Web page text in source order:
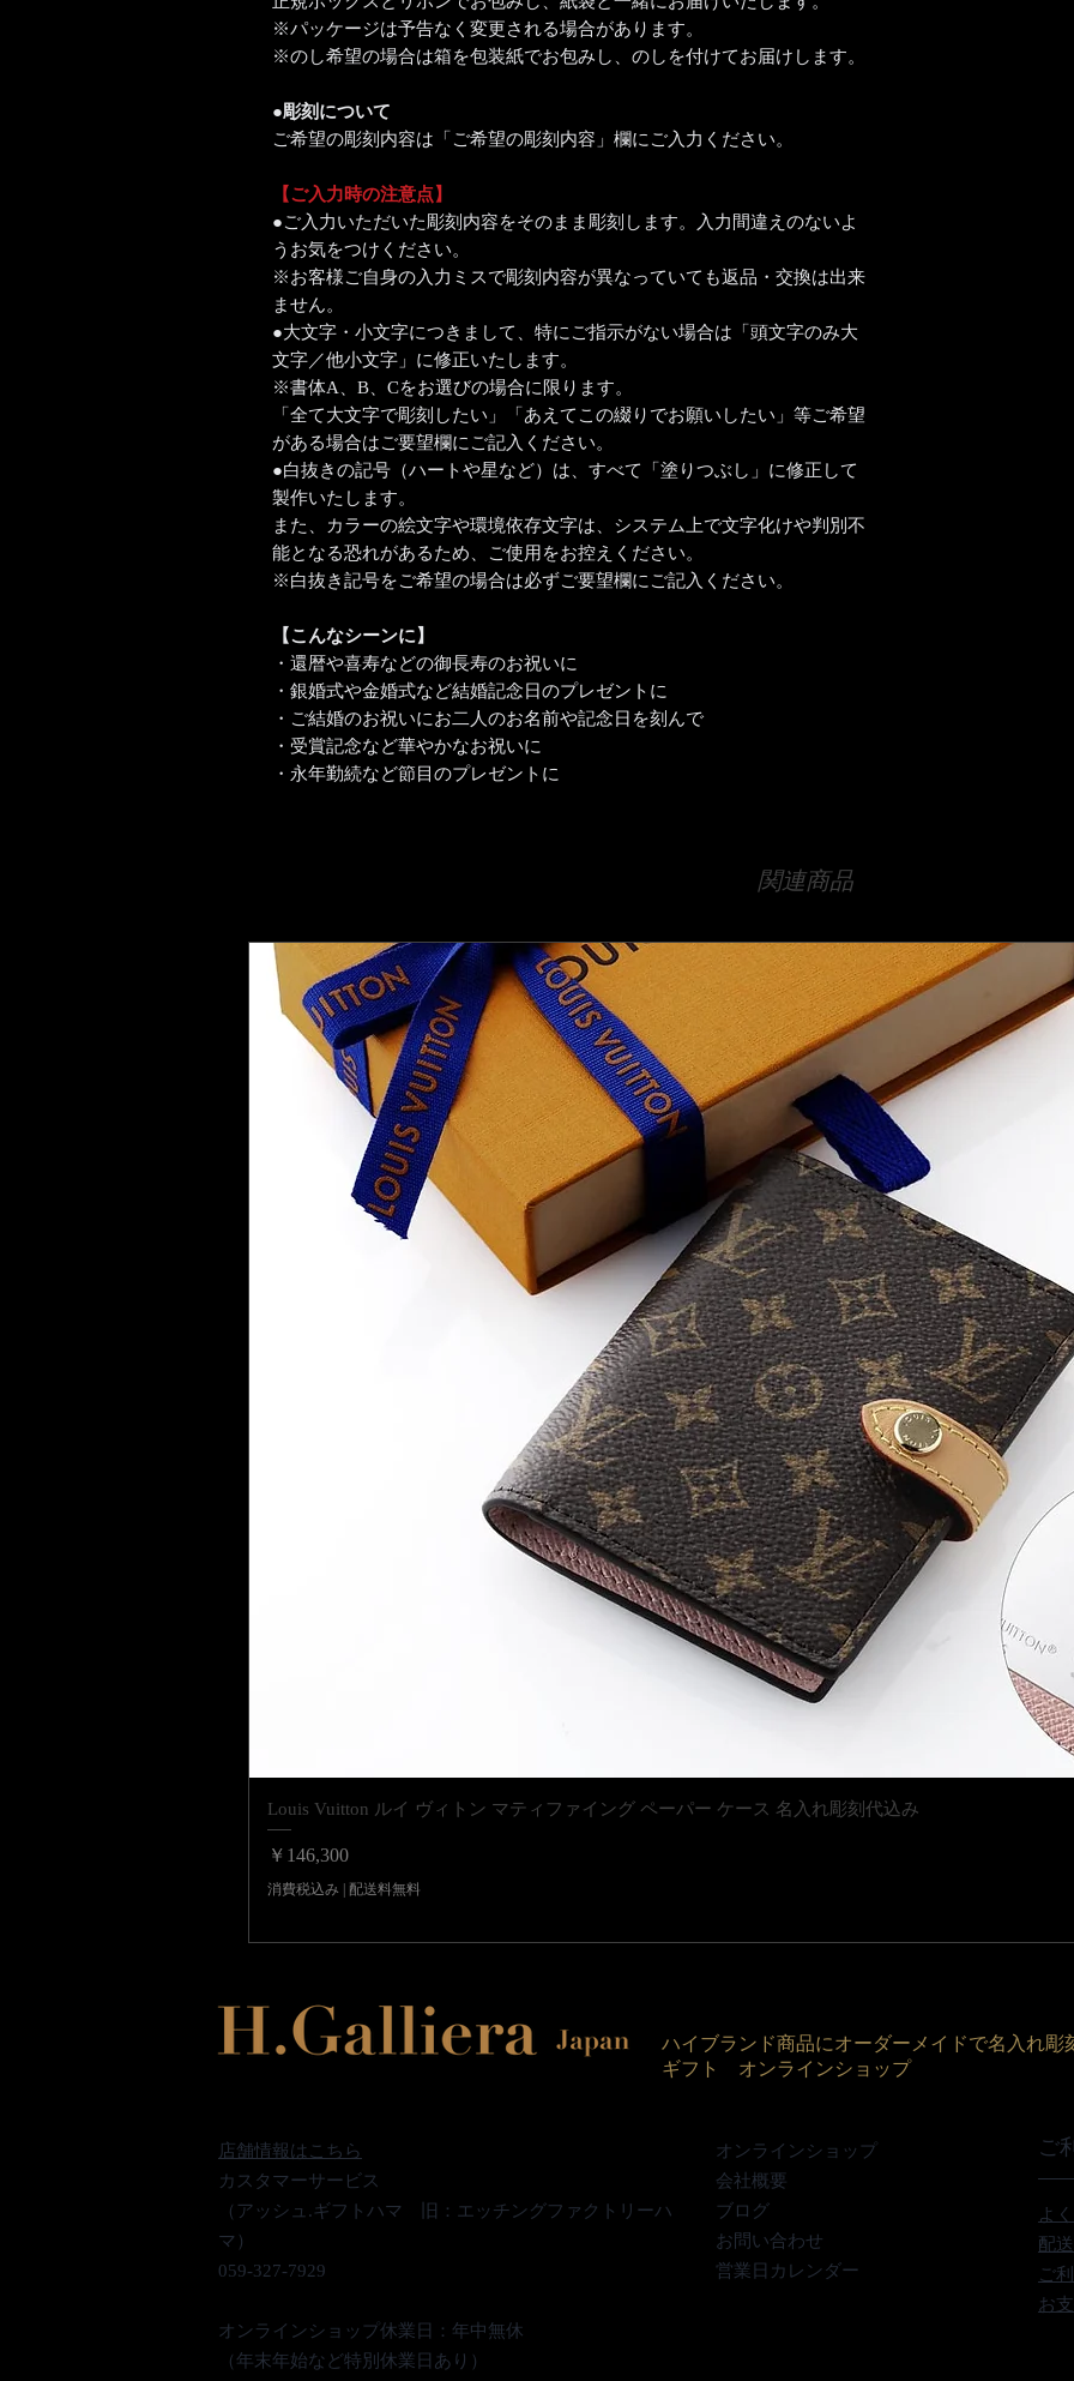
※パッケージは予告なく変更される場合があります。
※のし希望の場合は箱を包装紙でお包みし、のしを付けてお届けします。
●彫刻について
ご希望の彫刻内容は「ご希望の彫刻内容」欄にご入力ください。
【ご入力時の注意点】
●ご入力いただいた彫刻内容をそのまま彫刻します。入力間違えのないよ
うお気をつけください。
※お客様ご自身の入力ミスで彫刻内容が異なっていても返品・交換は出来
ません。
●大文字・小文字につきまして、特にご指示がない場合は「頭文字のみ大
文字／他小文字」に修正いたします。
※書体A、B、Cをお選びの場合に限ります。
「全て大文字で彫刻したい」「あえてこの綴りでお願いしたい」等ご希望
がある場合はご要望欄にご記入ください。
●白抜きの記号（ハートや星など）は、すべて「塗りつぶし」に修正して
製作いたします。
また、カラーの絵文字や環境依存文字は、システム上で文字化けや判別不
能となる恐れがあるため、ご使用をお控えください。
※白抜き記号をご希望の場合は必ずご要望欄にご記入ください。
【こんなシーンに】
・還暦や喜寿などの御長寿のお祝いに
・銀婚式や金婚式など結婚記念日のプレゼントに
・ご結婚のお祝いにお二人のお名前や記念日を刻んで
・受賞記念など華やかなお祝いに
・永年勤続など節目のプレゼントに
関連商品
クイックビュー
Louis Vuitton ルイ ヴィトン マティファイング ペーパー ケース 名入れ彫刻代込み
価格
￥146,300
消費税込み | 配送料無料
ハイブランド商品にオーダーメイドで名入れ彫
ギフト オンラインショップ
店舗情報はこちら
カスタマーサービス
（アッシュ.ギフトハマ 旧：エッチングファクトリーハ
マ）
059-327-7929
オンラインショップ休業日：年中無休
（年末年始など特別休業日あり）
オンラインショップ
会社概要
ブログ
お問い合わせ
営業日カレンダー
ご
よ
配
ご
お